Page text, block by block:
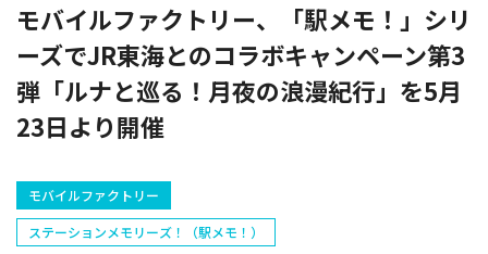
モバイルファクトリー、「駅メモ！」シリ
ーズでJR東海とのコラボキャンペーン第3
弾「ルナと巡る！月夜の浪漫紀行」を5月
23日より開催
モバイルファクトリー
ステーションメモリーズ！（駅メモ！）